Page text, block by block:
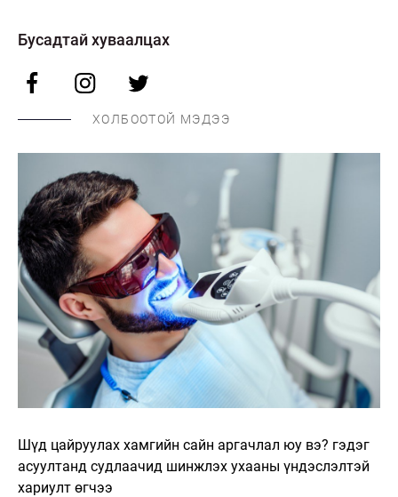
Бусадтай хуваалцах
ХОЛБООТОЙ МЭДЭЭ
Шүд цайруулах хамгийн сайн аргачлал юу вэ? гэдэг
асуултанд судлаачид шинжлэх ухааны үндэслэлтэй
хариулт өгчээ